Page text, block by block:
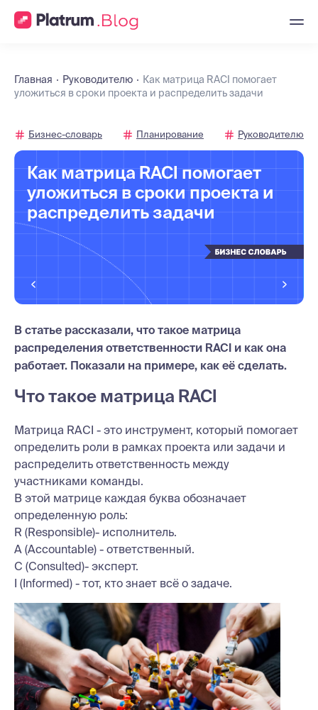
Главная Руководителю
Как матрица RACI помогает
уложиться в сроки проекта и распределить задачи
Бизнес-словарь Планирование Руководителю
Как матрица RACI помогает
уложиться в сроки проекта и
распределить задачи
В статье рассказали, что такое матрица
распределения ответственности RACI и как она
работает. Показали на примере, как её сделать.
Что такое матрица RACI
Матрица RACI - это инструмент, который помогает
определить роли в рамках проекта или задачи и
распределить ответственность между
участниками команды.
В этой матрице каждая буква обозначает
определенную роль:
R (Responsible)- исполнитель.
A (Accountable) - ответственный.
C (Consulted)- эксперт.
I (Informed) - тот, кто знает всё о задаче.